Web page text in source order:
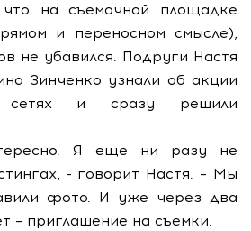
на съемочной площадке
и переносном смысле),
не убавился. Подруги Настя
Зинченко узнали об акции
сетях и сразу решили
Я еще ни разу не
- говорит Настя. – Мы
фото. И уже через два
– приглашение на съемки.